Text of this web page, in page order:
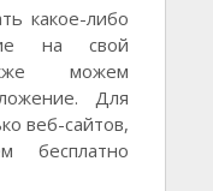
какое-либо
на свой
можем
Для
веб-сайтов,